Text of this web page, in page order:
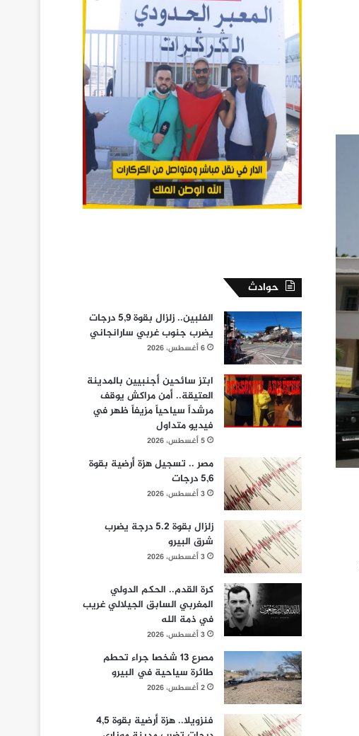
حوادث
الفلبين.. زلزال بقوة 5,9 درجات
يضرب جنوب غربي سارانجاني
6 أغسطس، 2026
ابتز سائحين أجنبيين بالمدينة
العتيقة.. أمن مراكش يوقف
مرشداً سياحياً مزيفاً ظهر في
فيديو متداول
5 أغسطس، 2026
مصر .. تسجيل هزة أرضية بقوة
5,6 درجات
3 أغسطس، 2026
زلزال بقوة 5.2 درجة يضرب
شرق البيرو
3 أغسطس، 2026
كرة القدم.. الحكم الدولي
المغربي السابق الجيلالي غريب
في ذمة الله
3 أغسطس، 2026
مصرع 13 شخصا جراء تحطم
طائرة سياحية في البيرو
2 أغسطس، 2026
فنزويلا.. هزة أرضية بقوة 4,5